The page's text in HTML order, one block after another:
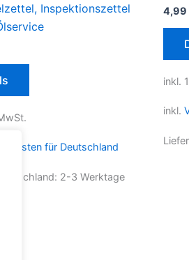
Inspektionszettel
für Deutschland
2-3 Werktage
4,99
inkl.
inkl.